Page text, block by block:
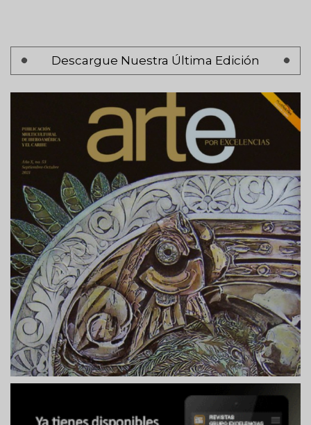
Descargue Nuestra Última Edición
Paginación
página
Siguiente >